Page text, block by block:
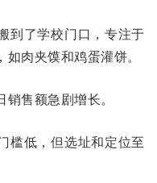
到了学校门口，专注于
肉夹馍和鸡蛋灌饼。
售额急剧增长。
槛低，但选址和定位至